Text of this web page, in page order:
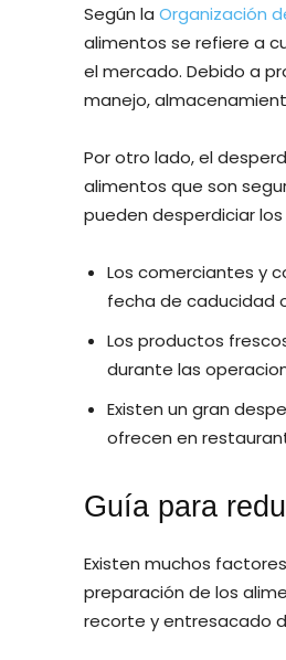
Según la Organización
alimentos se refiere a
el mercado. Debido a
manejo,
Por otro lado, el
alimentos que son
pueden desperdiciar
Los comerciantes y
fecha de caducidad
Los productos
durante las
Existen un gran
ofrecen en
Guía para
Existen muchos
preparación de los
recorte y entresacado